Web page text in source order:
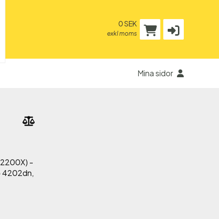
0 SEK
exkl moms
Mina sidor
-
4202dn,